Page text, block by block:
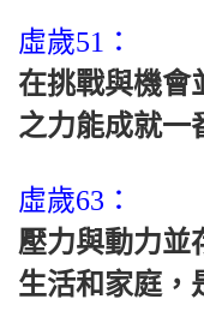
虛歲51：
在挑戰與機會
之力能成就一
虛歲63：
壓力與動力並
生活和家庭，